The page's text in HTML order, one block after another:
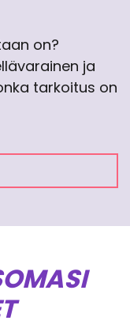
on?
ja
tarkoitus on